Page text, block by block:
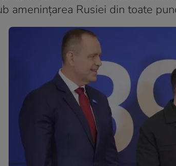
amenințarea Rusiei din toate